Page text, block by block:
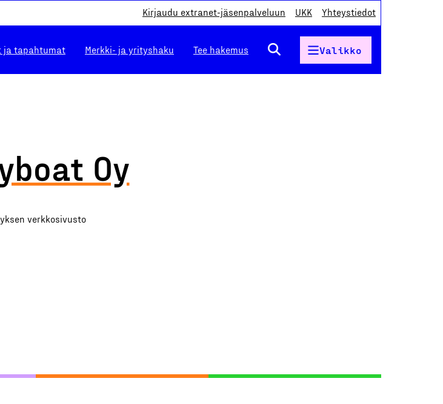
Kirjaudu extranet-jäsenpalveluun UKK Yhteystiedot
ja tapahtumat Merkki- ja yrityshaku Tee hakemus Valikko
Oy
verkkosivusto